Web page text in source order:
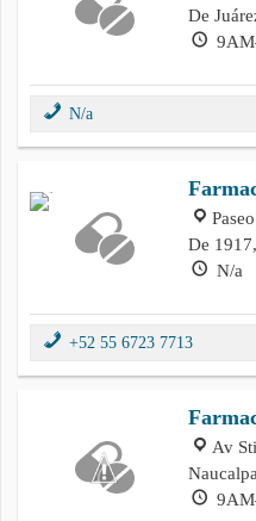
De
N/a
De
N/a
+52 55 6723 7713
Av